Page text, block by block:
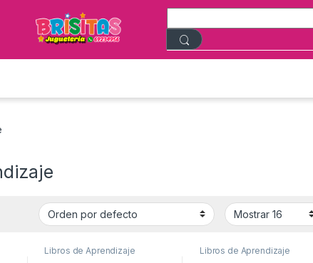
Libros de Aprendizaje Libros de Aprendizaje